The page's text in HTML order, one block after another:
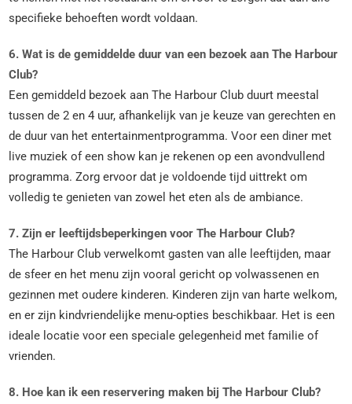
specifieke behoeften wordt voldaan.
6. Wat is de gemiddelde duur van een bezoek aan The Harbour
Club?
Een gemiddeld bezoek aan The Harbour Club duurt meestal
tussen de 2 en 4 uur, afhankelijk van je keuze van gerechten en
de duur van het entertainmentprogramma. Voor een diner met
live muziek of een show kan je rekenen op een avondvullend
programma. Zorg ervoor dat je voldoende tijd uittrekt om
volledig te genieten van zowel het eten als de ambiance.
7. Zijn er leeftijdsbeperkingen voor The Harbour Club?
The Harbour Club verwelkomt gasten van alle leeftijden, maar
de sfeer en het menu zijn vooral gericht op volwassenen en
gezinnen met oudere kinderen. Kinderen zijn van harte welkom,
en er zijn kindvriendelijke menu-opties beschikbaar. Het is een
ideale locatie voor een speciale gelegenheid met familie of
vrienden.
8. Hoe kan ik een reservering maken bij The Harbour Club?